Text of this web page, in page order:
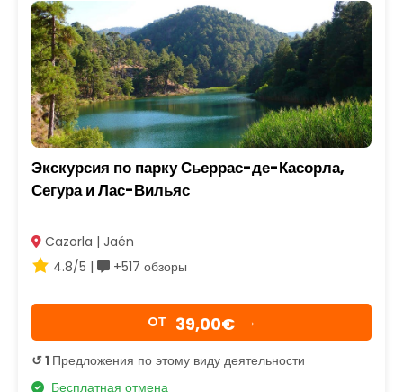
Экскурсия по парку Сьеррас-де-Касорла,
Сегура и Лас-Вильяс
Cazorla | Jaén
4.8/5 |
+517 обзоры
OТ 39,00€ →
↺ 1 Предложения по этому виду деятельности
Бесплатная отмена